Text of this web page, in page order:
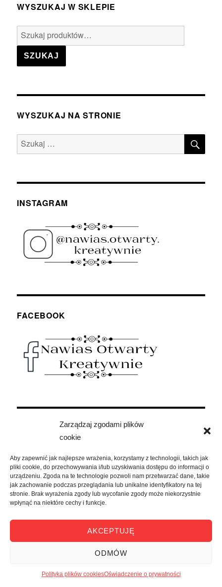
Zarządzaj zgodami plików
cookie
Aby zapewnić jak najlepsze wrażenia, korzystamy z technologii, takich jak
pliki cookie, do przechowywania i/lub uzyskiwania dostępu do informacji o
urządzeniu. Zgoda na te technologie pozwoli nam przetwarzać dane, takie
jak zachowanie podczas przeglądania lub unikalne identyfikatory na tej
stronie. Brak wyrażenia zgody lub wycofanie zgody może niekorzystnie
wpłynąć na niektóre cechy i funkcje.
AKCEPTUJĘ
ODMÓW
Polityka plików cookiesOświadczenie o prywatności
WYSZUKAJ W SKLEPIE
Szukaj:
SZUKAJ
WYSZUKAJ NA STRONIE
Szukaj:
INSTAGRAM
FACEBOOK